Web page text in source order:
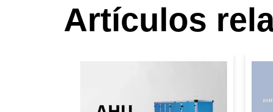
Artículos